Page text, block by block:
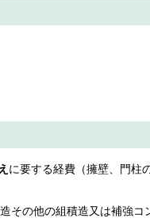
に要する経費（擁壁、門柱
その他の組積造又は補強コ